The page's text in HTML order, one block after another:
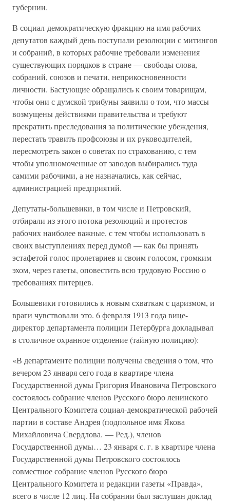
губернии.
В социал-демократическую фракцию на имя рабочих
депутатов каждый день поступали резолюции с митингов
и собраний, в которых рабочие требовали изменения
существующих порядков в стране — свободы слова,
собраний, союзов и печати, неприкосновенности
личности. Бастующие обращались к своим товарищам,
чтобы они с думской трибуны заявили о том, что массы
возмущены действиями правительства и требуют
прекратить преследования за политические убеждения,
перестать травить профсоюзы и их руководителей,
пересмотреть закон о советах по страхованию, с тем
чтобы уполномоченные от заводов выбирались туда
самими рабочими, а не назначались, как сейчас,
администрацией предприятий.
Депутаты-большевики, в том числе и Петровский,
отбирали из этого потока резолюций и протестов
рабочих наиболее важные, с тем чтобы использовать в
своих выступлениях перед думой — как бы принять
эстафетой голос пролетариев и своим голосом, громким
эхом, через газеты, оповестить всю трудовую Россию о
требованиях питерцев.
Большевики готовились к новым схваткам с царизмом, и
враги чувствовали это. 6 февраля 1913 года вице-
директор департамента полиции Петербурга докладывал
в столичное охранное отделение (тайную полицию):
«В департаменте полиции получены сведения о том, что
вечером 23 января сего года в квартире члена
Государственной думы Григория Ивановича Петровского
состоялось собрание членов Русского бюро ленинского
Центрального Комитета социал-демократической рабочей
партии в составе Андрея (подпольное имя Якова
Михайловича Свердлова. — Ред.), членов
Государственной думы… 23 января с. г. в квартире члена
Государственной думы Петровского состоялось
совместное собрание членов Русского бюро
Центрального Комитета и редакции газеты «Правда»,
всего в числе 12 лиц. На собрании был заслушан доклад